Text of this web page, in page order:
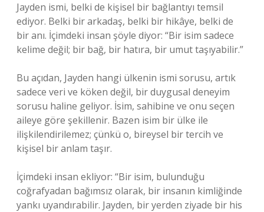
Jayden ismi, belki de kişisel bir bağlantıyı temsil
ediyor. Belki bir arkadaş, belki bir hikâye, belki de
bir anı. İçimdeki insan şöyle diyor: “Bir isim sadece
kelime değil; bir bağ, bir hatıra, bir umut taşıyabilir.”
Bu açıdan, Jayden hangi ülkenin ismi sorusu, artık
sadece veri ve köken değil, bir duygusal deneyim
sorusu haline geliyor. İsim, sahibine ve onu seçen
aileye göre şekillenir. Bazen isim bir ülke ile
ilişkilendirilemez; çünkü o, bireysel bir tercih ve
kişisel bir anlam taşır.
İçimdeki insan ekliyor: “Bir isim, bulunduğu
coğrafyadan bağımsız olarak, bir insanın kimliğinde
yankı uyandırabilir. Jayden, bir yerden ziyade bir his